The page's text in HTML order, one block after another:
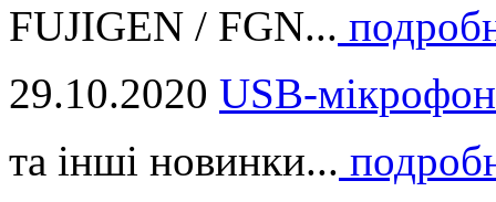
FUJIGEN / FGN...
29.10.2020 USB-
та інші новинки...